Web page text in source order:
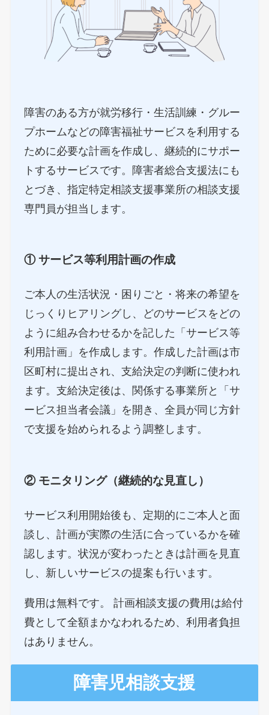
障害のある方が就労移行・生活訓練・グルー
プホームなどの障害福祉サービスを利用する
ために必要な計画を作成し、継続的にサポー
トするサービスです。障害者総合支援法にも
とづき、指定特定相談支援事業所の相談支援
専門員が担当します。
① サービス等利用計画の作成
ご本人の生活状況・困りごと・将来の希望を
じっくりヒアリングし、どのサービスをどの
ように組み合わせるかを記した「サービス等
利用計画」を作成します。作成した計画は市
区町村に提出され、支給決定の判断に使われ
ます。支給決定後は、関係する事業所と「サ
ービス担当者会議」を開き、全員が同じ方針
で支援を始められるよう調整します。
② モニタリング（継続的な見直し）
サービス利用開始後も、定期的にご本人と面
談し、計画が実際の生活に合っているかを確
認します。状況が変わったときは計画を見直
し、新しいサービスの提案も行います。
費用は無料です。 計画相談支援の費用は給付
費として全額まかなわれるため、利用者負担
はありません。
障害児相談支援